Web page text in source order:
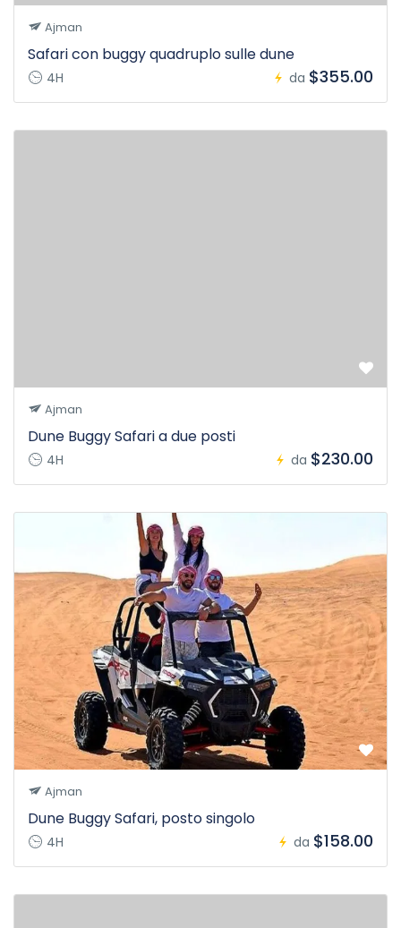
Ajman
Safari con buggy quadruplo sulle dune
4H da $355.00
Ajman
Dune Buggy Safari a due posti
4H da $230.00
Ajman
Dune Buggy Safari, posto singolo
4H da $158.00